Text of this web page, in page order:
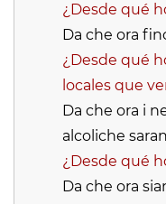
¿Desde qué
Da che ora
¿Desde qué
locales que
Da che ora i
alcoliche
¿Desde qué
Da che ora